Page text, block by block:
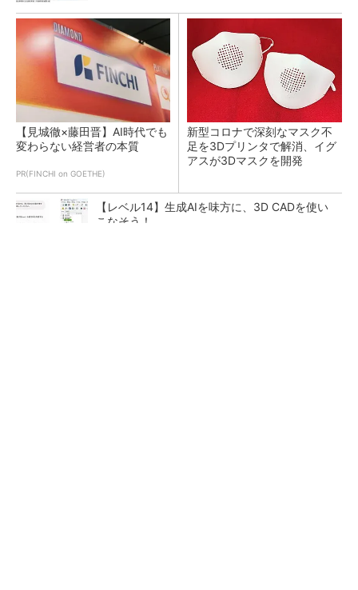
【見城徹×藤田晋】AI時代でも
変わらない経営者の本質
PR(FINCHI on GOETHE)
新型コロナで深刻なマスク不
足を3Dプリンタで解消、イグ
アスが3Dマスクを開発
【レベル14】生成AIを味方に、3D CADを使い
こなそう！